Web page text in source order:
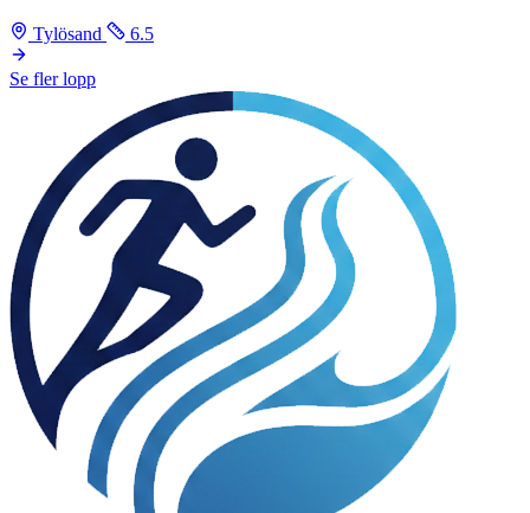
Tylösand 6.5
Se fler lopp